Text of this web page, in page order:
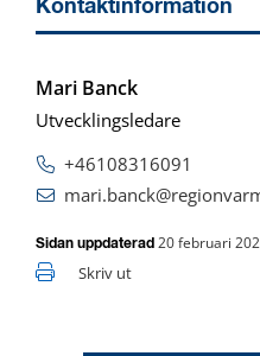
Kontaktinformation
Mari Banck
Utvecklingsledare
+46108316091
Sidan uppdaterad 20 februari
Skriv ut